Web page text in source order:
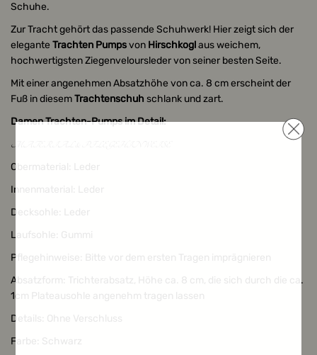
Schuhe.
Zur Tracht gehört das passende Schuhwerk! Hier zeigt sich der
elegante Trachten Pumpsvon Hirschkoglaus weichem,
hochwertigsten Ziegenveloursleder von seiner besten Seite.
Mit einer angenehmen Absatzhöhe von ca. 8 cm erscheint der
Fuß in diesemTrachtenschuh schlank und zart.
Damen Trachten-Pumps im Detail:
MATERIAL & PFLEGEHINWEISE
Obermaterial: Leder
Innenmaterial: Leder
Decksohle: Leder
Laufsohle: Gummi
Pflegehinweise: Bitte vor dem ersten Tragen imprägnieren
Absatzform: Trichterabsatz, Höhe ca. 8 cm, die sich durch die ca.
1cm Plateausohle angenehm tragen lassen
Details: Ohne Verschluss
Farbe: Schwarz